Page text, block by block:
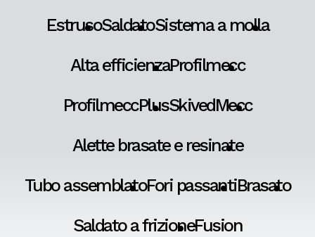
EstrusoSaldatoSistema a molla
Alta efficienzaProfilmecc
ProfilmeccPlusSkivedMecc
Alette brasate e resinate
Tubo assemblatoFori passantiBrasato
Saldato a frizioneFusion